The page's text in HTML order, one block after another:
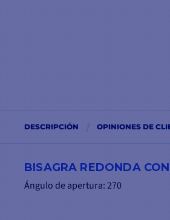
DESCRIPCIÓN OPINIONES DE
BISAGRA REDONDA
Ángulo de apertura: 270